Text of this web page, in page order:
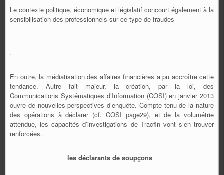
Le contexte politique, économique et législatif concourt également à la
sensibilisation des professionnels sur ce type de fraudes
.
En outre, la médiatisation des affaires financières a pu accroître cette
tendance. Autre fait majeur, la création, par la loi, des
Communications Systématiques d’Information (COSI) en janvier 2013
ouvre de nouvelles perspectives d’enquête. Compte tenu de la nature
des opérations à déclarer (cf. COSI page29), et de la volumétrie
attendue, les capacités d’investigations de Tracfin vont s’en trouver
renforcées.
les déclarants de soupçons